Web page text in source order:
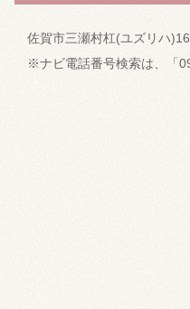
佐賀市三瀬村杠(ユズリハ
※ナビ電話番号検索は、「